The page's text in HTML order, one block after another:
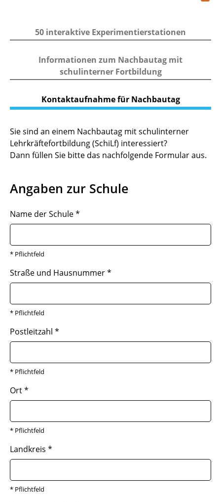
50 interaktive Experimentierstationen
Informationen zum Nachbautag mit
schulinterner Fortbildung
Kontaktaufnahme für Nachbautag
Sie sind an einem Nachbautag mit schulinterner
Lehrkräftefortbildung (SchiLf) interessiert?
Dann füllen Sie bitte das nachfolgende Formular aus.
Angaben zur Schule
Name der Schule*
* Pflichtfeld
Straße und Hausnummer*
* Pflichtfeld
Postleitzahl *
* Pflichtfeld
Ort*
* Pflichtfeld
Landkreis *
* Pflichtfeld